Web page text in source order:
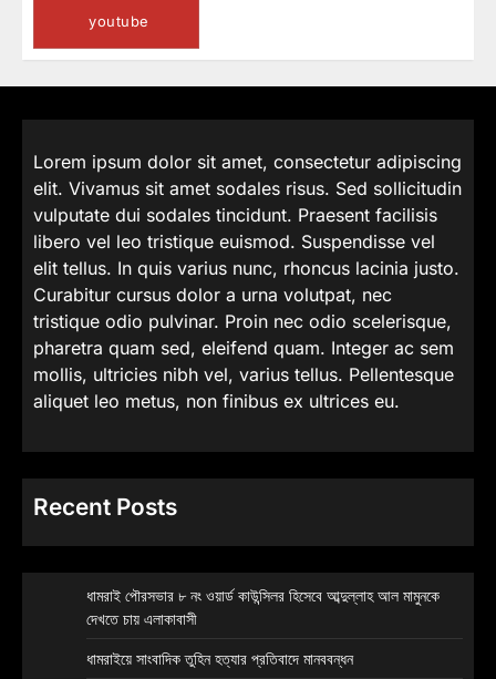
youtube
Lorem ipsum dolor sit amet, consectetur adipiscing
elit. Vivamus sit amet sodales risus. Sed sollicitudin
vulputate dui sodales tincidunt. Praesent facilisis
libero vel leo tristique euismod. Suspendisse vel
elit tellus. In quis varius nunc, rhoncus lacinia justo.
Curabitur cursus dolor a urna volutpat, nec
tristique odio pulvinar. Proin nec odio scelerisque,
pharetra quam sed, eleifend quam. Integer ac sem
mollis, ultricies nibh vel, varius tellus. Pellentesque
aliquet leo metus, non finibus ex ultrices eu.
Recent Posts
ধামরাই পৌরসভার ৮ নং ওয়ার্ড কাউন্সিলর হিসেবে আব্দুল্লাহ আল মামুনকে
দেখতে চায় এলাকাবাসী
ধামরাইয়ে সাংবাদিক তুহিন হত্যার প্রতিবাদে মানববন্ধন